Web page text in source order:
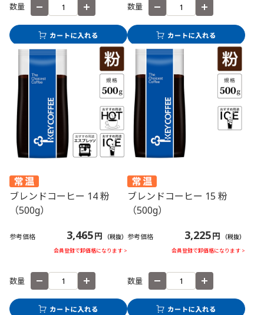
数量 数量
ブレンドコーヒー 14 粉
（500g）
参考価格 3,465円 （税抜）
会員登録で卸価格になります >
数量
ブレンドコーヒー 15 粉
（500g）
参考価格 3,225円 （税抜）
会員登録で卸価格になります >
数量